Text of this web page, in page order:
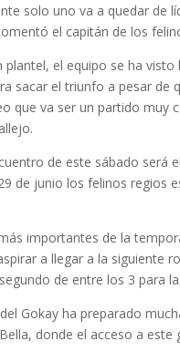
solo uno va a quedar de
el capitán de los
el equipo se ha
sacar el triunfo a pesar de
que va ser un partido
de este sábado
de junio los felinos regios
importantes de la
a llegar a la siguiente
de entre los 3 para
Gokay ha preparado
donde el acceso a